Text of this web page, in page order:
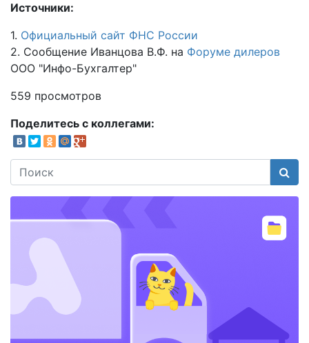
Источники:
1. Официальный сайт ФНС России
2. Сообщение Иванцова В.Ф. на Форуме дилеров
ООО "Инфо-Бухгалтер"
559 просмотров
Поделитесь с коллегами: